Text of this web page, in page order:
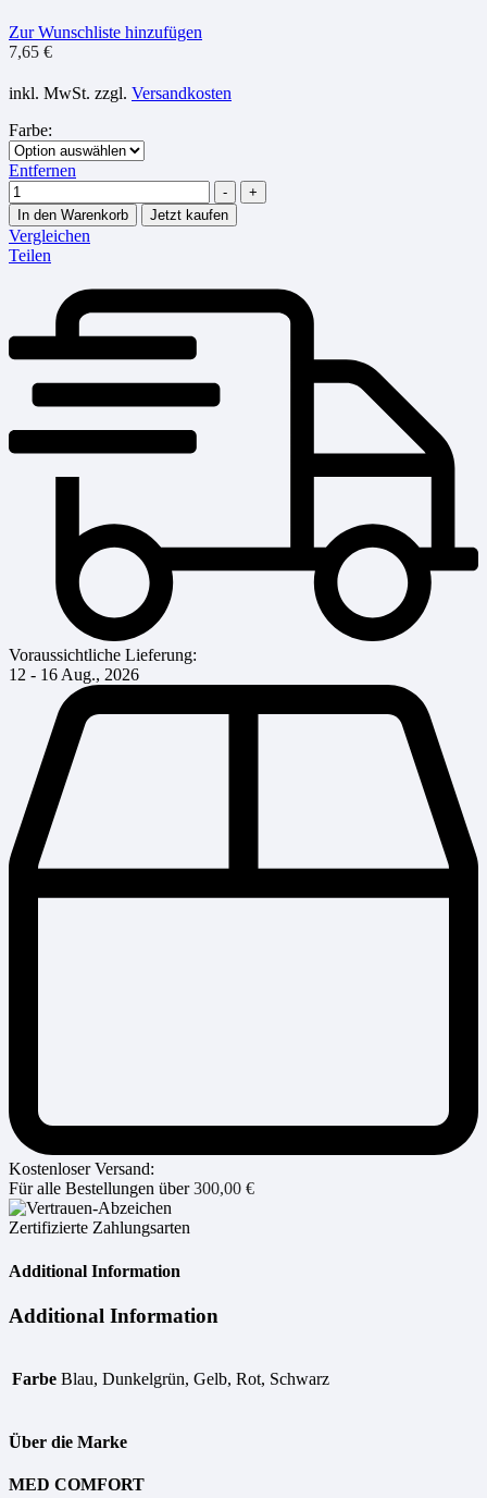
Zur Wunschliste hinzufügen
7,65 €
inkl. MwSt. zzgl. Versandkosten
Farbe:
Entfernen
Menge
-
+
In den Warenkorb
Jetzt kaufen
Vergleichen
Teilen
Voraussichtliche Lieferung:
12 - 16 Aug., 2026
Kostenloser Versand:
Für alle Bestellungen über300,00 €
Zertifizierte Zahlungsarten
Additional Information
Additional Information
Farbe Blau, Dunkelgrün, Gelb, Rot, Schwarz
Über die Marke
MED COMFORT